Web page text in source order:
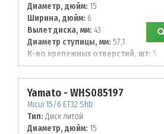
Диаметр, дюйм: 15
Ширина, дюйм: 6
Вылет диска, мм: 43
Диаметр ступицы, мм: 57,1
К-во крепежных отверстий, шт: 5
Диаметр располож. отверстий, мм:
100
Yamato - WHS085197
Micui 15/6 ET32 Shb
Тип: Диск литой
Диаметр, дюйм: 15